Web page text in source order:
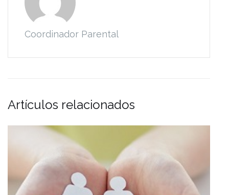
Coordinador Parental
Artículos relacionados